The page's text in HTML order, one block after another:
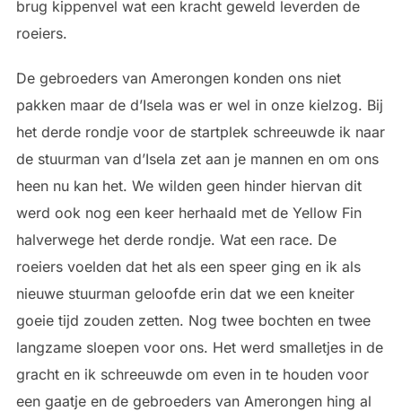
brug kippenvel wat een kracht geweld leverden de
roeiers.
De gebroeders van Amerongen konden ons niet
pakken maar de d’Isela was er wel in onze kielzog. Bij
het derde rondje voor de startplek schreeuwde ik naar
de stuurman van d’Isela zet aan je mannen en om ons
heen nu kan het. We wilden geen hinder hiervan dit
werd ook nog een keer herhaald met de Yellow Fin
halverwege het derde rondje. Wat een race. De
roeiers voelden dat het als een speer ging en ik als
nieuwe stuurman geloofde erin dat we een kneiter
goeie tijd zouden zetten. Nog twee bochten en twee
langzame sloepen voor ons. Het werd smalletjes in de
gracht en ik schreeuwde om even in te houden voor
een gaatje en de gebroeders van Amerongen hing al